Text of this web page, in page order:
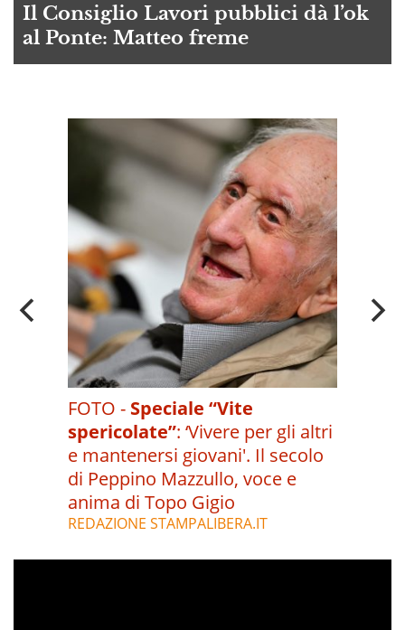
Il Consiglio Lavori pubblici dà l’ok
al Ponte: Matteo freme
FOTO - Speciale “Vite
spericolate”: ‘Vivere per gli altri
e mantenersi giovani'. Il secolo
di Peppino Mazzullo, voce e
anima di Topo Gigio
REDAZIONE STAMPALIBERA.IT